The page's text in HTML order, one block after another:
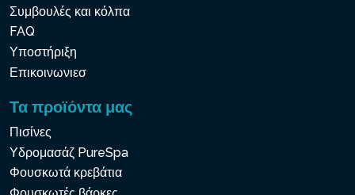
Συμβουλές και κόλπα
FAQ
Υποστήριξη
Επικοινωνιεσ
Τα προϊόντα μας
Πισίνες
Υδρομασάζ PureSpa
Φουσκωτά κρεβάτια